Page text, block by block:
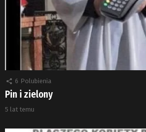
6 Polubienia
Pin i zielony
5 lat temu